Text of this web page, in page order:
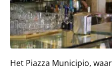
Het Piazza Municipio,